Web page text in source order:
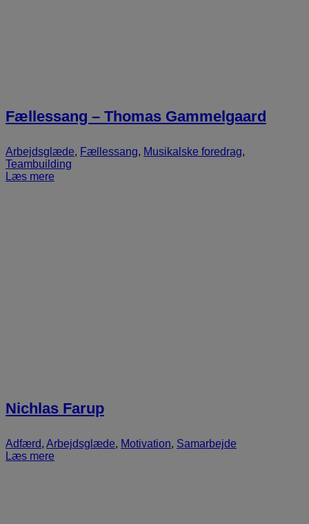
Fællessang – Thomas Gammelgaard
Arbejdsglæde, Fællessang, Musikalske foredrag,
Teambuilding
Læs mere
Nichlas Farup
Adfærd, Arbejdsglæde, Motivation, Samarbejde
Læs mere